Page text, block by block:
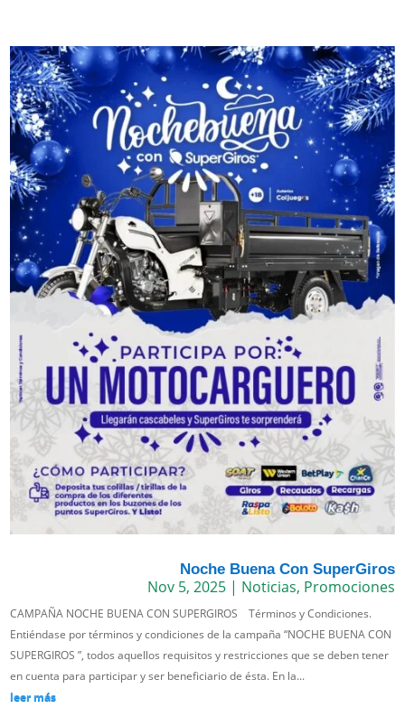
Noche Buena Con SuperGiros
Nov 5, 2025| Noticias, Promociones
CAMPAÑA NOCHE BUENA CON SUPERGIROS Términos y Condiciones.
Entiéndase por términos y condiciones de la campaña “NOCHE BUENA CON
SUPERGIROS ”, todos aquellos requisitos y restricciones que se deben tener
en cuenta para participar y ser beneficiario de ésta. En la...
leer más